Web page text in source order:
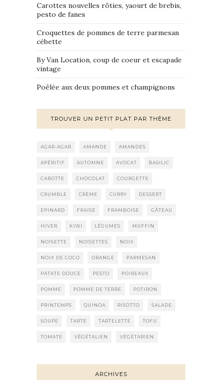
Carottes nouvelles rôties, yaourt de brebis,
pesto de fanes
Croquettes de pommes de terre parmesan
cébette
By Van Location, coup de coeur et escapade
vintage
Poêlée aux deux pommes et champignons
TROUVER UN PETIT PLAT PAR THÈME
AGAR-AGAR AMANDE AMANDES
APÉRITIF AUTOMNE AVOCAT BASILIC
CAROTTE CHOCOLAT COURGETTE
CRUMBLE CRÈME CURRY DESSERT
EPINARD FRAISE FRAMBOISE GÂTEAU
HIVER KIWI LÉGUMES MUFFIN
NOISETTE NOISETTES NOIX
NOIX DE COCO ORANGE PARMESAN
PATATE DOUCE PESTO POIREAUX
POMME POMME DE TERRE POTIRON
PRINTEMPS QUINOA RISOTTO SALADE
SOUPE TARTE TARTELETTE TOFU
TOMATE VÉGÉTALIEN VÉGÉTARIEN
ARCHIVES